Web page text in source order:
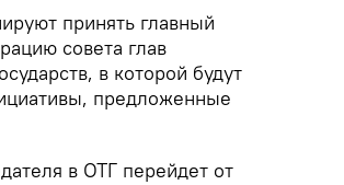
принять главный
совета глав
в которой будут
предложенные
в ОТГ перейдет от